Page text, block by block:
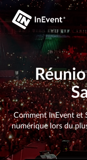
Comment InEvent et
numérique lors du